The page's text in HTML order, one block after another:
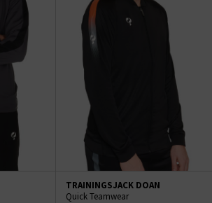
TRAININGSJACK DOAN
Quick Teamwear